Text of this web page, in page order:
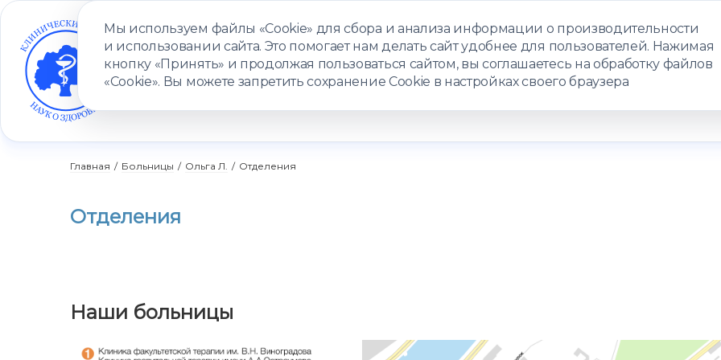
Мы используем файлы «Cookie» для сбора и анализа информации о производительности
и использовании сайта. Это помогает нам делать сайт удобнее для пользователей. Нажимая
кнопку «Принять» и продолжая пользоваться сайтом, вы соглашаетесь на обработку файлов
«Cookie». Вы можете запретить сохранение Cookie в настройках своего браузера
ЗАПИСАТЬСЯ
Главная / Больницы / Ольга Л. / Отделения
Отделения
Наши больницы